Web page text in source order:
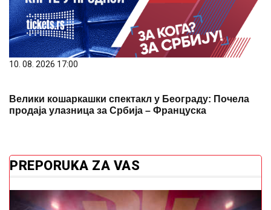
10. 08. 2026 17:00
Велики кошаркашки спектакл у Београду: Почела
продаја улазница за Србија – Француска
PREPORUKA ZA VAS